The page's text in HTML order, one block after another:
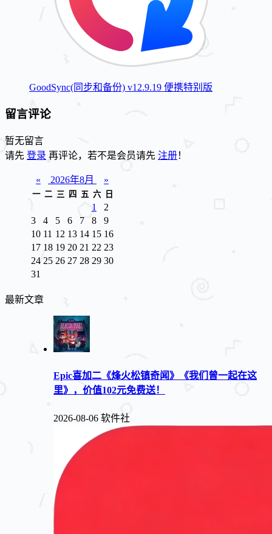
GoodSync(同步和备份) v12.9.19 便携特别版
留言评论
暂无留言
请先 登录 再评论，若不是会员请先 注册！
« 2026年8月 »
一 二 三 四 五 六 日
1
2
3
4 5 6 7 8
9
10 11 12 13 14 15 16
17 18 19 20 21 22 23
24 25 26 27 28 29 30
31
最新文章
Epic喜加二《烽火松镇奇闻》《我们曾一起在这
里》，价值102元免费送！
2026-08-06 软件社